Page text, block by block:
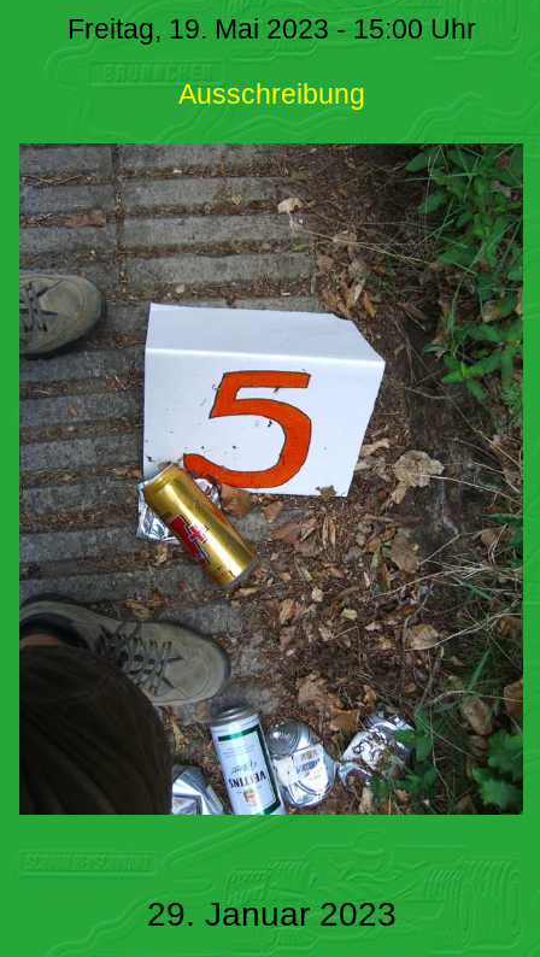
Freitag, 19. Mai 2023 - 15:00 Uhr
Ausschreibung
29. Januar 2023